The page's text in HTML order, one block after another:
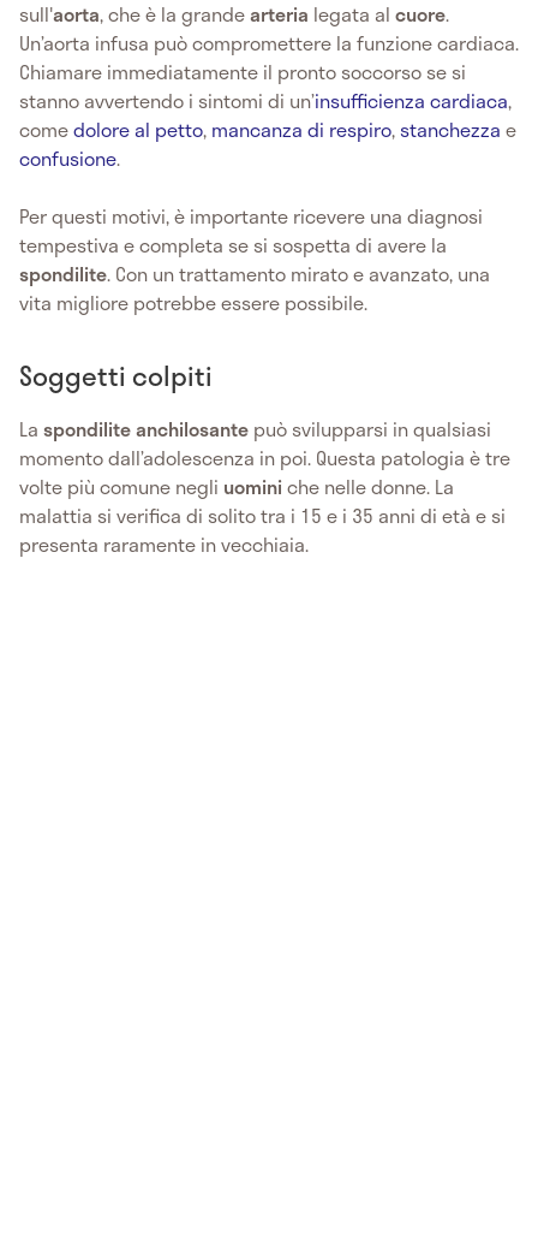
sull'aorta, che è la grandearteria legata al cuore.
Un’aorta infusa può compromettere la funzione cardiaca.
Chiamare immediatamente il pronto soccorso se si
stanno avvertendo i sintomi di un’insufficienza cardiaca,
comedolore al petto, mancanza di respiro,stanchezza e
confusione.
Per questi motivi, è importante ricevere una diagnosi
tempestiva e completa se si sospetta di avere la
spondilite. Con un trattamento mirato e avanzato, una
vita migliore potrebbe essere possibile.
Soggetti colpiti
La spondilite anchilosante può svilupparsi in qualsiasi
momento dall’adolescenza in poi. Questa patologia è tre
volte più comune negli uominiche nelle donne. La
malattia si verifica di solito tra i 15 e i 35 anni di età e si
presenta raramente in vecchiaia.